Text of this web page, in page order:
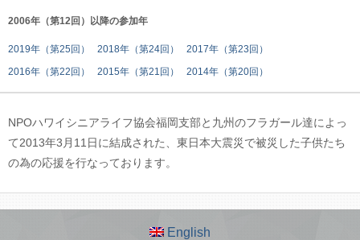
2006年（第12回）以降の参加年
2019年（第25回） 2018年（第24回）
2017年（第23回）
2016年（第22回）
2015年（第21回） 2014年（第20回）
NPOハワイシニアライフ協会福岡支部と九州のフラガール達によっ
て2013年3月11日に結成された、東日本大震災で被災した子供たち
の為の応援を行なっております。
English